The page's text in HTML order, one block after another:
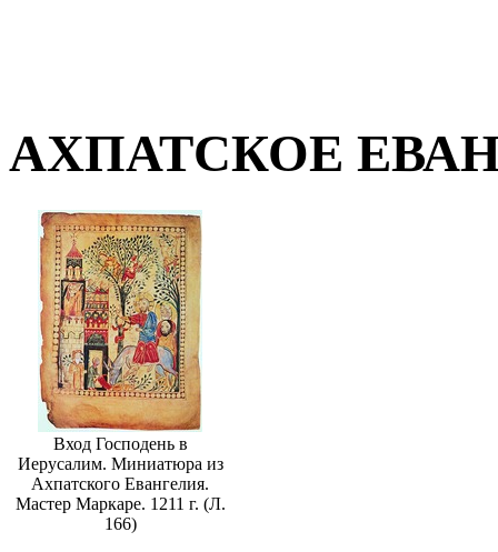
АХПАТСКОЕ
Вход Господень в
Иерусалим. Миниатюра из
Ахпатского Евангелия.
Мастер Маркаре. 1211 г. (Л.
166)